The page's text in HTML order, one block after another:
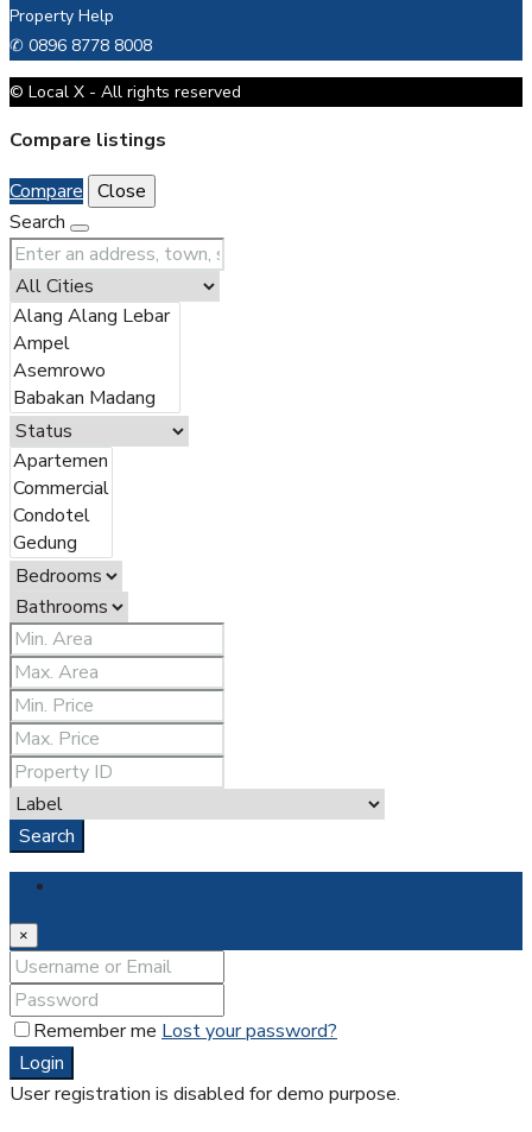
Property Help
✆ 0896 8778 8008
© Local X - All rights reserved
Compare listings
Compare Close
Search
Search
×
Remember me Lost your password?
Login
User registration is disabled for demo purpose.